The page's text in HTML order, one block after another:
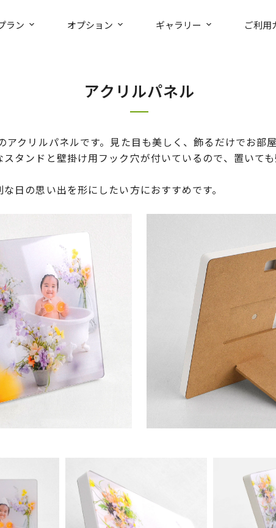
ラン オプション ギャラリー ご利用
アクリルパネル
アクリルパネルです。見た目も美しく、飾るだけでお部
タンドと壁掛け用フック穴が付いているので、置いて
日の思い出を形にしたい方におすすめです。